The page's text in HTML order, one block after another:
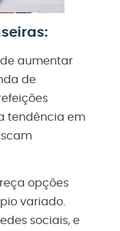
aumentar
de
tendência em
opções
variado.
sociais, e